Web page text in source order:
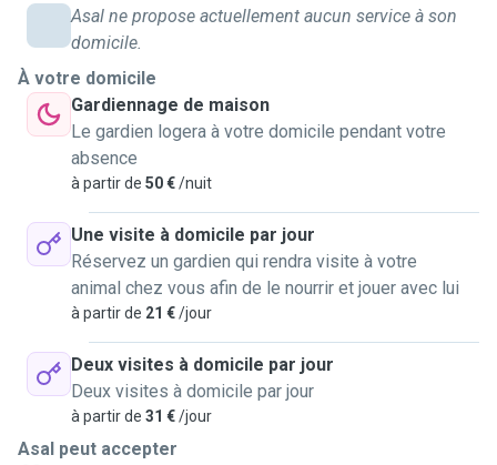
Asal ne propose actuellement aucun service à son
domicile.
À votre domicile
Gardiennage de maison
Le gardien logera à votre domicile pendant votre
absence
à partir de 50 €/nuit
Une visite à domicile par jour
Réservez un gardien qui rendra visite à votre
animal chez vous afin de le nourrir et jouer avec lui
à partir de 21 €/jour
Deux visites à domicile par jour
Deux visites à domicile par jour
à partir de 31 €/jour
Asal peut accepter